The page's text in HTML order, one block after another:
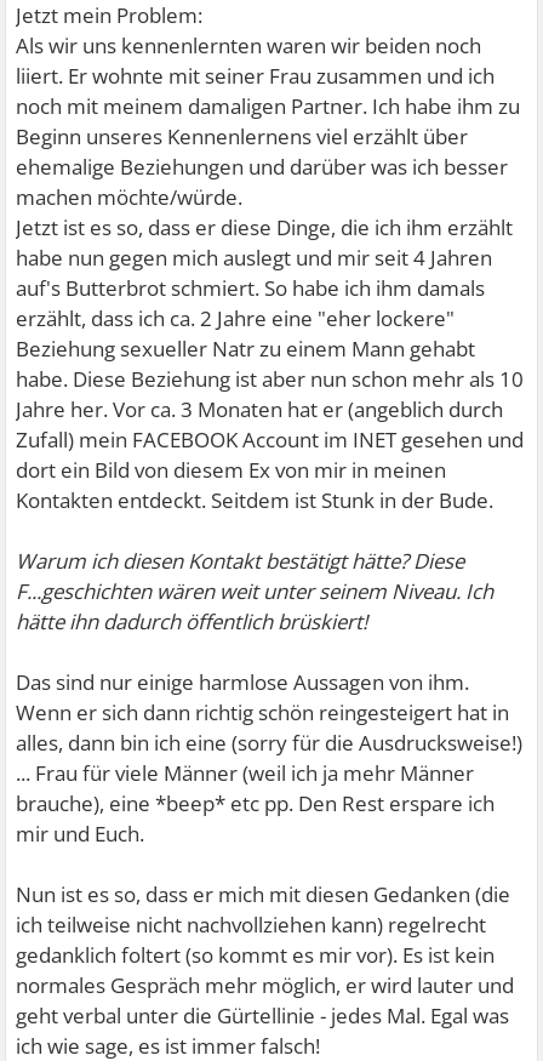
Jetzt mein Problem:
Als wir uns kennenlernten waren wir beiden noch
liiert. Er wohnte mit seiner Frau zusammen und ich
noch mit meinem damaligen Partner. Ich habe ihm zu
Beginn unseres Kennenlernens viel erzählt über
ehemalige Beziehungen und darüber was ich besser
machen möchte/würde.
Jetzt ist es so, dass er diese Dinge, die ich ihm erzählt
habe nun gegen mich auslegt und mir seit 4 Jahren
auf's Butterbrot schmiert. So habe ich ihm damals
erzählt, dass ich ca. 2 Jahre eine "eher lockere"
Beziehung sexueller Natr zu einem Mann gehabt
habe. Diese Beziehung ist aber nun schon mehr als 10
Jahre her. Vor ca. 3 Monaten hat er (angeblich durch
Zufall) mein FACEBOOK Account im INET gesehen und
dort ein Bild von diesem Ex von mir in meinen
Kontakten entdeckt. Seitdem ist Stunk in der Bude.
Warum ich diesen Kontakt bestätigt hätte? Diese
F...geschichten wären weit unter seinem Niveau. Ich
hätte ihn dadurch öffentlich brüskiert!
Das sind nur einige harmlose Aussagen von ihm.
Wenn er sich dann richtig schön reingesteigert hat in
alles, dann bin ich eine (sorry für die Ausdrucksweise!)
... Frau für viele Männer (weil ich ja mehr Männer
brauche), eine *beep* etc pp. Den Rest erspare ich
mir und Euch.
Nun ist es so, dass er mich mit diesen Gedanken (die
ich teilweise nicht nachvollziehen kann) regelrecht
gedanklich foltert (so kommt es mir vor). Es ist kein
normales Gespräch mehr möglich, er wird lauter und
geht verbal unter die Gürtellinie - jedes Mal. Egal was
ich wie sage, es ist immer falsch!